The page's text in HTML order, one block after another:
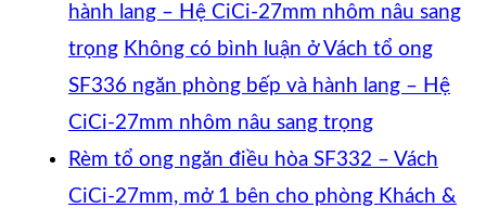
hành lang – Hệ CiCi-27mm nhôm nâu sang
trọng Không có bình luận ở Vách tổ ong
SF336 ngăn phòng bếp và hành lang – Hệ
CiCi-27mm nhôm nâu sang trọng
Rèm tổ ong ngăn điều hòa SF332 – Vách
CiCi-27mm, mở 1 bên cho phòng Khách &